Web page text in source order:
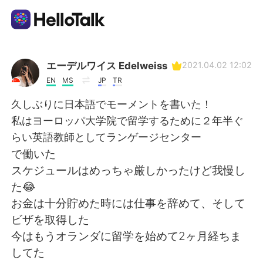
App di scambio linguistico
AI Grammar Checker
Italiano
English 简体中文
繁體中文 Español
العربية Français
エーデルワイス Edelweiss
EN MS JP TR
2021.04.02 12:02
久しぶりに日本語でモーメントを書いた！
私はヨーロッパ大学院で留学するために２年半ぐ
らい英語教師としてランゲージセンター
で働いた
スケジュールはめっちゃ厳しかったけど我慢し
た😂
お金は十分貯めた時には仕事を辞めて、そして
ビザを取得した
今はもうオランダに留学を始めて2ヶ月経ちま
してた